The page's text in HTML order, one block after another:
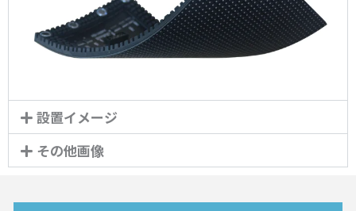
設置イメージ
その他画像